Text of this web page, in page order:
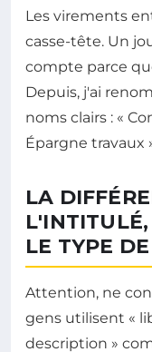
Les virements
casse-tête. Un
compte parce
Depuis, j'ai
noms clairs : «
Épargne travaux
LA
LE TYPE
Attention, ne
gens utilisent «
description »